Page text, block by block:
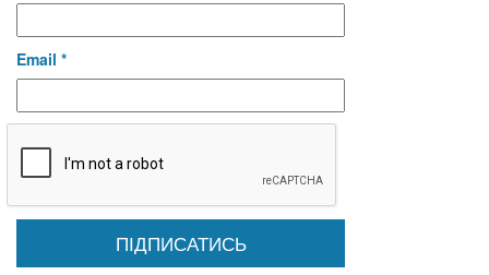
Email *